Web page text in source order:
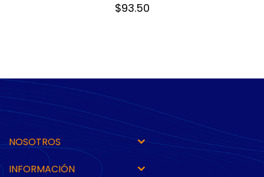
$93.50
NOSOTROS
INFORMACIÓN